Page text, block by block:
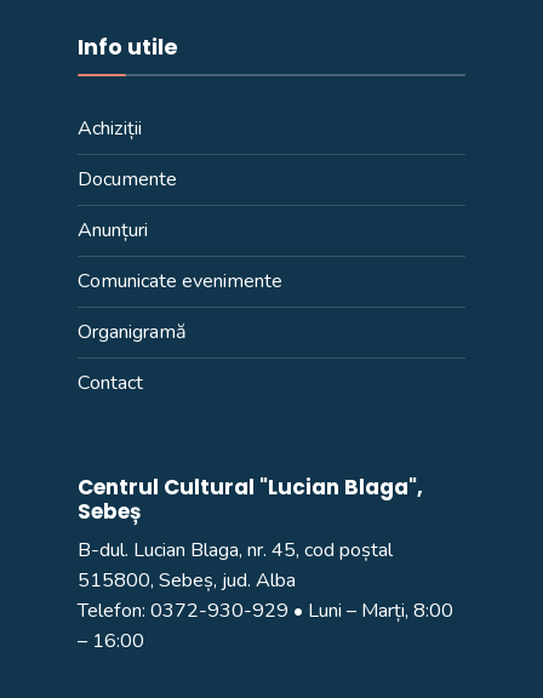
Info utile
Achiziții
Documente
Anunțuri
Comunicate evenimente
Organigramă
Contact
Centrul Cultural "Lucian Blaga",
Sebeș
B-dul. Lucian Blaga, nr. 45, cod poștal
515800, Sebeș, jud. Alba
Telefon: 0372-930-929 • Luni – Marți, 8:00
– 16:00